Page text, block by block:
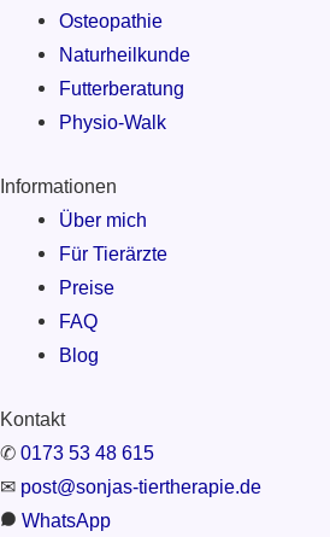
Osteopathie
Naturheilkunde
Futterberatung
Physio-Walk
Informationen
Über mich
Für Tierärzte
Preise
FAQ
Blog
Kontakt
✆ 0173 53 48 615
✉ post@sonjas-tiertherapie.de
WhatsApp